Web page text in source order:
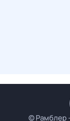
© Рамблер